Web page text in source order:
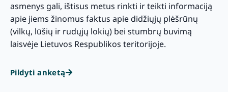
asmenys gali, ištisus metus rinkti ir teikti informaciją
apie jiems žinomus faktus apie didžiųjų plėšrūnų
(vilkų, lūšių ir rudųjų lokių) bei stumbrų buvimą
laisvėje Lietuvos Respublikos teritorijoje.
Pildyti anketą